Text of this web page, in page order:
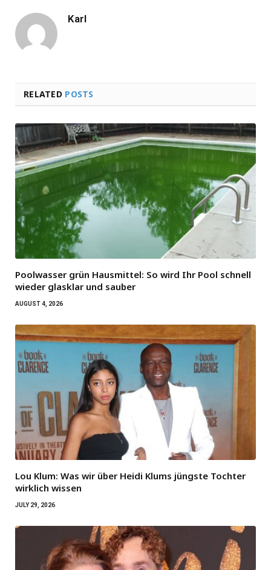
Karl
RELATED POSTS
Poolwasser grün Hausmittel: So wird Ihr Pool schnell
wieder glasklar und sauber
AUGUST 4, 2026
Lou Klum: Was wir über Heidi Klums jüngste Tochter
wirklich wissen
JULY 29, 2026